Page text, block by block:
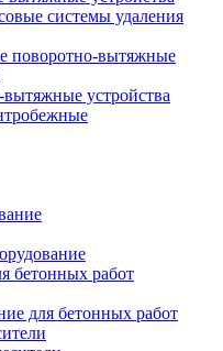
системы удаления
поворотно-вытяжные
устройства
бетонных работ
для бетонных работ